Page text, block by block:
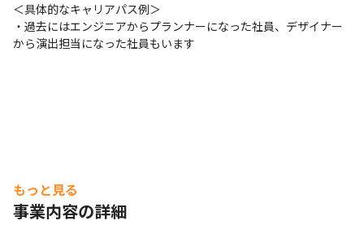
＜具体的なキャリアパス例＞
・過去にはエンジニアからプランナーになった社員、デザイナー
から演出担当になった社員もいます
もっと見る
事業内容の詳細